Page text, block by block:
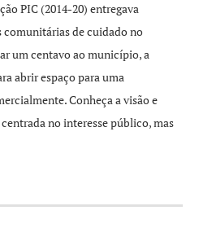
PIC (2014-20) entregava
comunitárias de cuidado no
um centavo ao município, a
abrir espaço para uma
Conheça a visão e
no interesse público, mas